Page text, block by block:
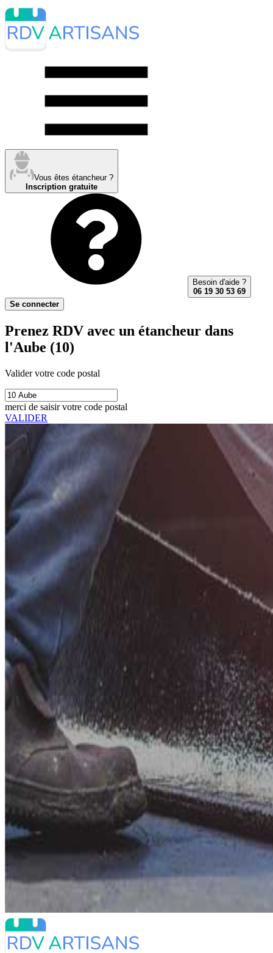
Vous êtes étancheur ?
Inscription gratuite
Besoin d'aide ?
06 19 30 53 69
Se connecter
Prenez RDV avec un étancheur dans
l'Aube (10)
Valider votre code postal
merci de saisir votre code postal
VALIDER